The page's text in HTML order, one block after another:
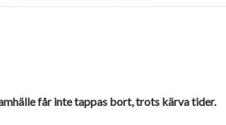
får inte tappas bort, trots kärva tider.